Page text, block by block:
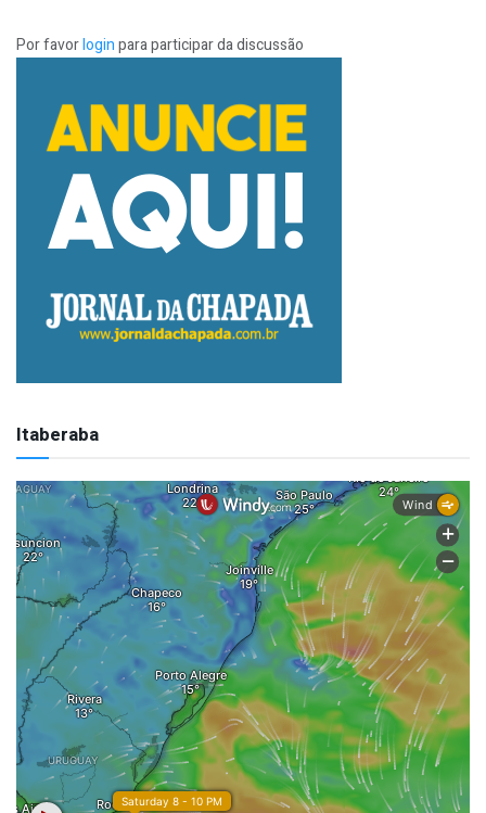
Por favorloginpara participar da discussão
Itaberaba